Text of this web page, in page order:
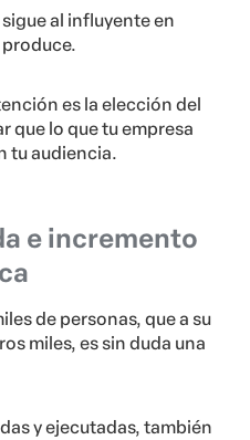
al influyente en
es la elección del
que lo que tu empresa
tu audiencia.
e incremento
de personas, que a su
miles, es sin duda una
y ejecutadas, también